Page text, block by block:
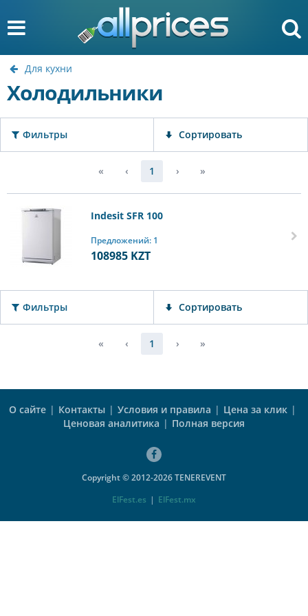
Для кухни
Холодильники
Фильтры Сортировать
« ‹ 1 › »
Indesit SFR 100
Предложений: 1
108985 KZT
Фильтры Сортировать
« ‹ 1 › »
О сайте | Контакты | Условия и правила | Цена за клик |
Ценовая аналитика | Полная версия
Copyright © 2012-2026 TENEREVENT
ElFest.es | ElFest.mx